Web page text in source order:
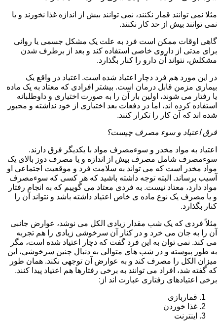
مثلا نمی توانند قمار نکنند، نمی توانند بیش از اندازه غذا نخورند و یا
نمی توانند بیش از حد کار نکنند.
گاهی اوقات ممکن است فرد به علت یک مشکل جسمی یا روانی
برای مدتی از داروی خاصی استفاده کند و بعد از برطرف شدن
مشکلش، نتواند آن دارو را کنار بگذارد.
در این مورد هم فرد دچار اعتیاد شده است. اعتیاد در واقع یک
بیماری مزمن قابل درمان است. بیشتر افرادی که معتاد به یک ماده
یا رفتار می شوند، اولین بار آن را به صورت اختیاری و داوطلبانه
استفاده کرده اند، اما در دفعات بعد اختیاری از خود نداشته و مجبور
شده اند که آن کار را تکرار کنند.
فرق اعتیاد و سوء مصرف چیست؟
اعتیاد به مواد مخدر و سوءمصرف مواد با یکدیگر فرق دارند.
سوءمصرف شامل مصرف بیش از اندازه و یا مصرف دوز بالای یک
مواد مخدر است که می تواند به سلامت فرد و موقعیت اجتماعی او
آسیب برساند. البته توجه داشته باشید که هر کسی که سوءمصرف
مواد دارد، معتاد نیست. به فردی معتاد می گوییم که به انجام رفتار
و یا مصرف یک نوع ماده ی خاص اعتیاد داشته باشد و نتواند آن را
کنار بگذارد.
مثلاً فردی که یک شب مقدار زیادی الکل می نوشد، عوارض جانبی
آن را به جان می خرد و در کنار آن سرخوشی زیادی را هم تجربه
می کند. نمی توان به این فرد گفت که دچار اعتیاد شده است، مگر
به طور پیوسته و در شب های متوالی به دنبال چنین سرخوشی، این
میزان الکل را مصرف کند و به عوارض آن توجهی نکند. همان طور
که گفته شد، افراد می توانند به برخی رفتارها هم اعتیاد پیدا کنند.
برخی اعتیادهای رفتاری عبارت اند از:
قماربازی
غذا خوردن
اینترنت